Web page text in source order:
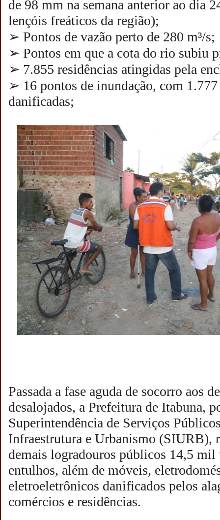
de 98 mm na semana anterior ao dia
lençóis freáticos da região);
➢ Pontos de vazão perto de 280 m³/s;
➢ Pontos em que a cota do rio subiu
➢ 7.855 residências atingidas pela
➢ 16 pontos de inundação, com 1.777
danificadas;
Passada a fase aguda de socorro aos
desalojados, a Prefeitura de Itabuna,
Superintendência de Serviços
Infraestrutura e Urbanismo (SIURB),
demais logradouros públicos 14,5 mil
entulhos, além de móveis,
eletroeletrônicos danificados pelos
comércios e residências.